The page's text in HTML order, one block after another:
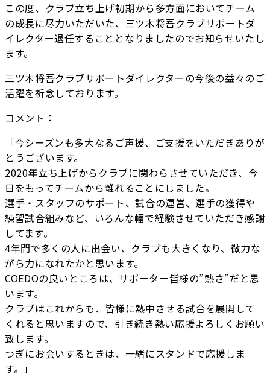
この度、クラブ立ち上げ初期から多方面においてチーム
の成長に尽力いただいた、三ツ木将吾クラブサポートダ
イレクター退任することとなりましたのでお知らせいたし
ます。
三ツ木将吾クラブサポートダイレクターの今後の益々のご
活躍を祈念しております。
コメント：
「今シーズンも多大なるご声援、ご支援をいただきありが
とうございます。
2020年立ち上げからクラブに関わらさせていただき、今
日をもってチームから離れることにしました。
選手・スタッフのサポート、試合の運営、選手の獲得や
練習試合組みなど、いろんな幅で経験させていただき感謝
してます。
4年間で多くの人に出会い、クラブも大きくなり、微力な
がら力になれたかと思います。
COEDOの良いところは、サポーター皆様の”熱さ”だと思
います。
クラブはこれからも、皆様に熱中させる試合を展開して
くれると思いますので、引き続き熱い応援よろしくお願い
致します。
つぎにお会いするときは、一緒にスタンドで応援しま
す。」